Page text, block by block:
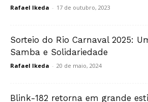
Rafael Ikeda - 17 de outubro, 2023
Sorteio do Rio Carnaval 2025:
Samba e Solidariedade
Rafael Ikeda - 20 de maio, 2024
Blink-182 retorna em grande